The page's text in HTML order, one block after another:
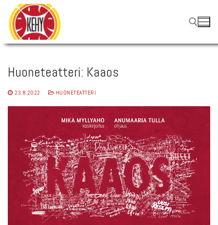
Hyppää
sisältöön
Huoneteatteri: Kaaos
23.8.2022 HUONETEATTERI